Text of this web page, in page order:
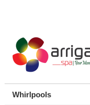
Whirlpools